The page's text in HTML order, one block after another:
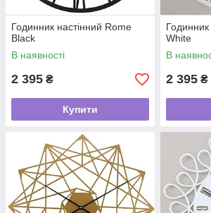
Годинник настінний Rome
Black
В наявності
2 395 ₴
Купити
White
В
2 395 ₴